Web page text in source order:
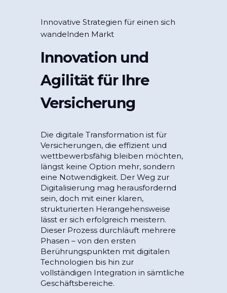
Innovative Strategien für einen sich
wandelnden Markt
Innovation und
Agilität für Ihre
Versicherung
Die digitale Transformation ist für
Versicherungen, die effizient und
wettbewerbsfähig bleiben möchten,
längst keine Option mehr, sondern
eine Notwendigkeit. Der Weg zur
Digitalisierung mag herausfordernd
sein, doch mit einer klaren,
strukturierten Herangehensweise
lässt er sich erfolgreich meistern.
Dieser Prozess durchläuft mehrere
Phasen – von den ersten
Berührungspunkten mit digitalen
Technologien bis hin zur
vollständigen Integration in sämtliche
Geschäftsbereiche.